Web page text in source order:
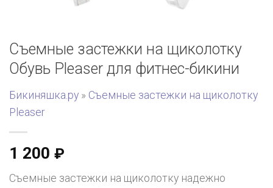
Съемные застежки на щиколотку
Обувь Pleaser для фитнес-бикини
Бикиняшка.ру » Съемные застежки на щиколотку
Pleaser
1 200 ₽
Съемные застежки на щиколотку надежно